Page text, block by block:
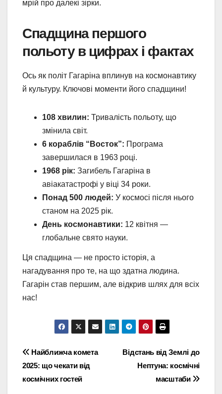
мрій про далекі зірки.
Спадщина першого
польоту в цифрах і фактах
Ось як політ Гагаріна вплинув на космонавтику
й культуру. Ключові моменти його спадщини!
108 хвилин: Тривалість польоту, що
змінила світ.
6 кораблів “Восток”: Програма
завершилася в 1963 році.
1968 рік: Загибель Гагаріна в
авіакатастрофі у віці 34 роки.
Понад 500 людей: У космосі після нього
станом на 2025 рік.
День космонавтики: 12 квітня —
глобальне свято науки.
Ця спадщина — не просто історія, а
нагадування про те, на що здатна людина.
Гагарін став першим, але відкрив шлях для всіх
нас!
Навігація
записів
Відстань від Землі до
Нептуна: космічні
масштаби
Найближча комета
2025: що чекати від
космічних гостей